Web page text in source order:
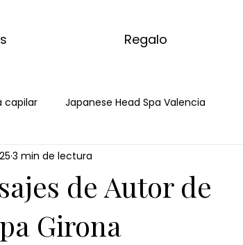
Regalo
capilar Japanese Head Spa Valencia
Head Spa Badalona
matcha
de Autor de
Girona
3 min de lectura